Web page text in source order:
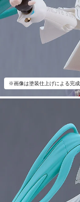
※画像は塗装仕上げによる完成